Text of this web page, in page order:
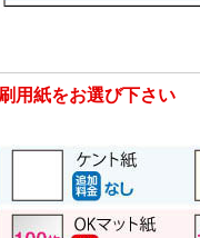
用紙をお選び下さい